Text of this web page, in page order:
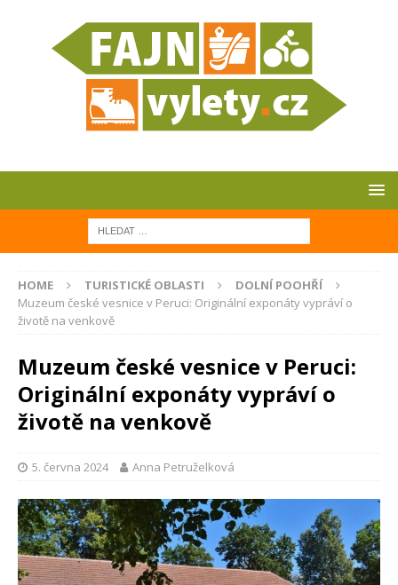
HOME TURISTICKÉ OBLASTI
DOLNÍ POOHŘÍ
Muzeum české vesnice v Peruci: Originální exponáty vypráví o
životě na venkově
Muzeum české vesnice v Peruci:
Originální exponáty vypráví o
životě na venkově
5. června 2024 Anna Petruželková